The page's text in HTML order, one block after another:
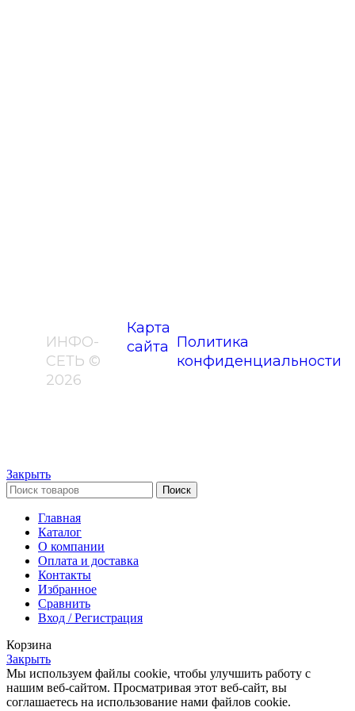
ИНФО-
СЕТЬ ©
2026
Карта
сайта Политика
конфиденциальности
Закрыть
Поиск
Главная
Каталог
О компании
Оплата и доставка
Контакты
Избранное
Сравнить
Вход / Регистрация
Корзина
Закрыть
Мы используем файлы cookie, чтобы улучшить работу с
нашим веб-сайтом. Просматривая этот веб-сайт, вы
соглашаетесь на использование нами файлов cookie.